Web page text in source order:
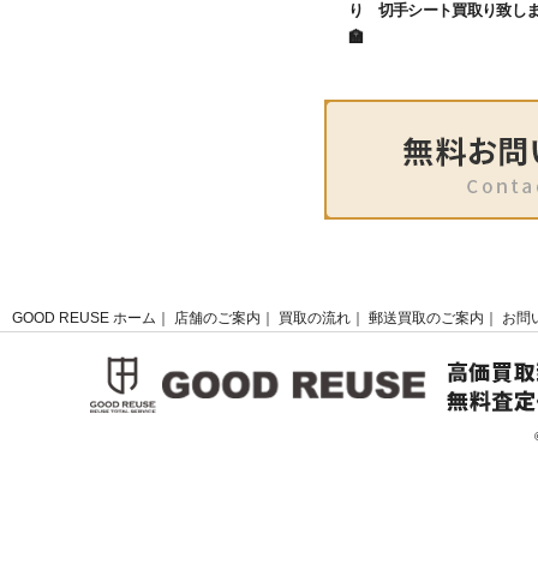
り 切手シート買取り致し
🏣
GOOD REUSE ホーム 店舗のご案内 買取の流れ 郵送買取のご案内 お問